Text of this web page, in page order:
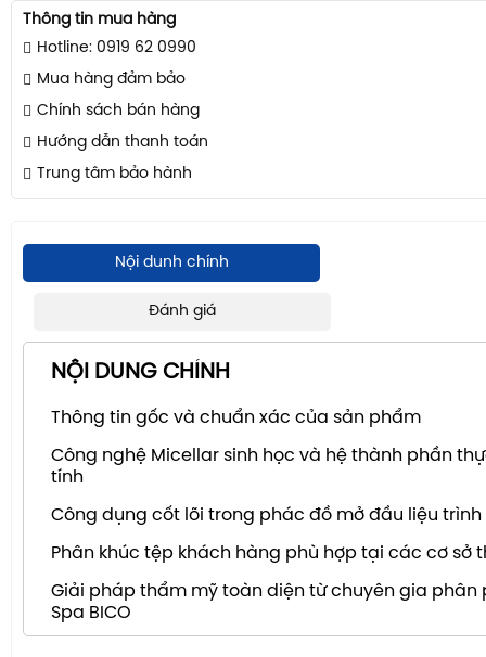
Thông tin mua hàng
Hotline: 0919 62 0990
Mua hàng đảm bảo
Chính sách bán hàng
Hướng dẫn thanh toán
Trung tâm bảo hành
Nội dunh chính
Đánh giá
NỘI DUNG CHÍNH
Thông tin gốc và chuẩn xác của sản phẩm
Công nghệ Micellar sinh học và hệ thành phần
tính
Công dụng cốt lõi trong phác đồ mở đầu liệu trình
Phân khúc tệp khách hàng phù hợp tại các cơ sở
Giải pháp thẩm mỹ toàn diện từ chuyên gia phân
Spa BICO